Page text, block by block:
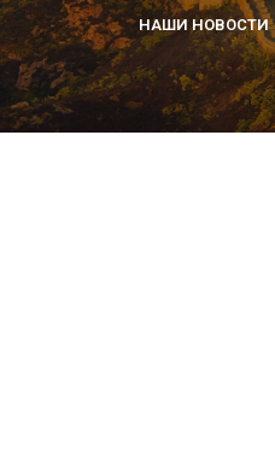
НАШИ НОВОСТИ